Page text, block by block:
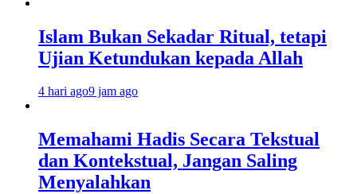
Islam Bukan Sekadar Ritual, tetapi
Ujian Ketundukan kepada Allah
4 hari ago9 jam ago
Memahami Hadis Secara Tekstual
dan Kontekstual, Jangan Saling
Menyalahkan